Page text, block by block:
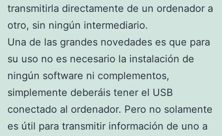
transmitirla directamente de un ordenador a
otro, sin ningún intermediario.
Una de las grandes novedades es que para
su uso no es necesario la instalación de
ningún software ni complementos,
simplemente deberáis tener el USB
conectado al ordenador. Pero no solamente
es útil para transmitir información de uno a